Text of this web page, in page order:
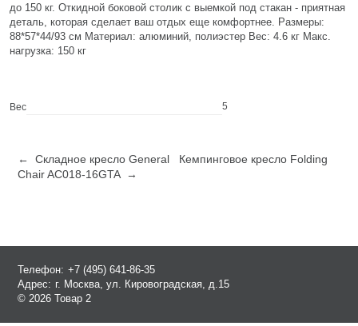
до 150 кг. Откидной боковой столик с выемкой под стакан - приятная
деталь, которая сделает ваш отдых еще комфортнее. Размеры:
88*57*44/93 см Материал: алюминий, полиэстер Вес: 4.6 кг Макс.
нагрузка: 150 кг
Вес 5
← Складное кресло General
Кемпинговое кресло Folding
Chair AC018-16GTA →
Телефон: +7 (495) 641-86-35
Адрес: г. Москва, ул. Кировоградская, д.15
© 2026 Товар 2